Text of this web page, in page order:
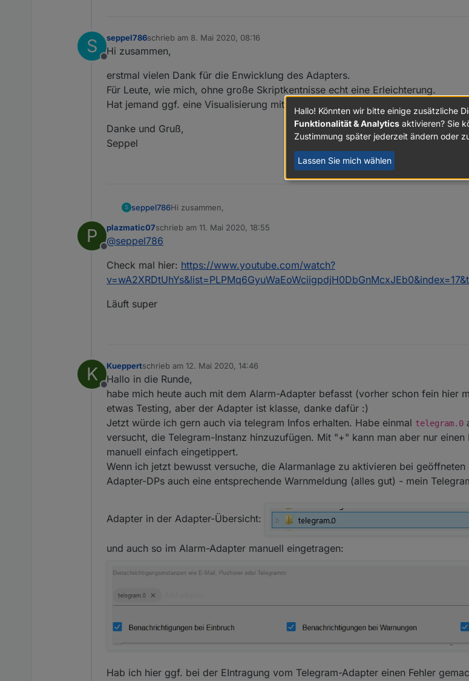
S
Offline
seppel786schrieb am 8. Mai 2020, 08:16
zuletzt editiert von
Hi zusammen,
erstmal vielen Dank für die Enwicklung des Adapters.
Für Leute, wie mich, ohne große Skriptkentnisse echt eine Erleichterung.
Hat jemand ggf. eine Visualisierung mit einem PIN-Codefeld dir er gerne teilen
Danke und Gruß,
Seppel
S seppel786Hi zusammen,
erstmal vielen Dank für die Enwicklung des Adapters.
Seppel
P
Offline
plazmatic07schrieb am 11. Mai 2020, 18:55
zuletzt editiert von
@seppel786
Check mal hier: https://www.youtube.com/watch?
Läuft super
K
Offline
Kueppertschrieb am 12. Mai 2020, 14:46
zuletzt editiert von
Hallo in die Runde,
habe mich heute auch mit dem Alarm-Adapter befasst (vorher schon fein hier
etwas Testing, aber der Adapter ist klasse, danke dafür :)
Jetzt würde ich gern auch via telegram Infos erhalten. Habe einmal telegram.0
versucht, die Telegram-Instanz hinzuzufügen. Mit "+" kann man aber nur einen
manuell einfach eingetippert.
Wenn ich jetzt bewusst versuche, die Alarmanlage zu aktivieren bei geöffneten
Adapter-DPs auch eine entsprechende Warnmeldung (alles gut) - mein
Adapter in der Adapter-Übersicht:
und auch so im Alarm-Adapter manuell eingetragen:
Hab ich hier ggf. bei der EIntragung vom Telegram-Adapter einen Fehler
Hallo! Könnten wir bitte einige zusätzliche
Funktionalität & Analytics aktivieren? Sie
Zustimmung später jederzeit ändern oder
Lassen Sie mich wählen